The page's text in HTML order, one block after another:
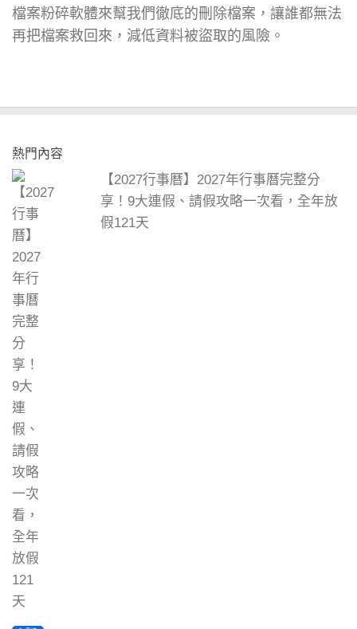
檔案粉碎軟體來幫我們徹底的刪除檔案，讓誰都無法
再把檔案救回來，減低資料被盜取的風險。
熱門內容
【2027行事曆】2027年行事曆完整分
享！9大連假、請假攻略一次看，全年放
假121天